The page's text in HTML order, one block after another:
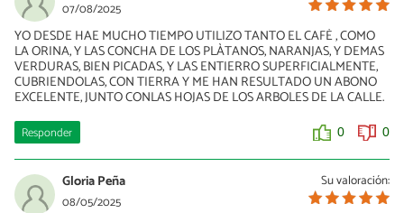
07/08/2025
YO DESDE HAE MUCHO TIEMPO UTILIZO TANTO EL CAFÈ , COMO
LA ORINA, Y LAS CONCHA DE LOS PLÀTANOS, NARANJAS, Y DEMAS
VERDURAS, BIEN PICADAS, Y LAS ENTIERRO SUPERFICIALMENTE,
CUBRIENDOLAS, CON TIERRA Y ME HAN RESULTADO UN ABONO
EXCELENTE, JUNTO CONLAS HOJAS DE LOS ARBOLES DE LA CALLE.
Responder 0 0
Su valoración:
Gloria Peña
08/05/2025